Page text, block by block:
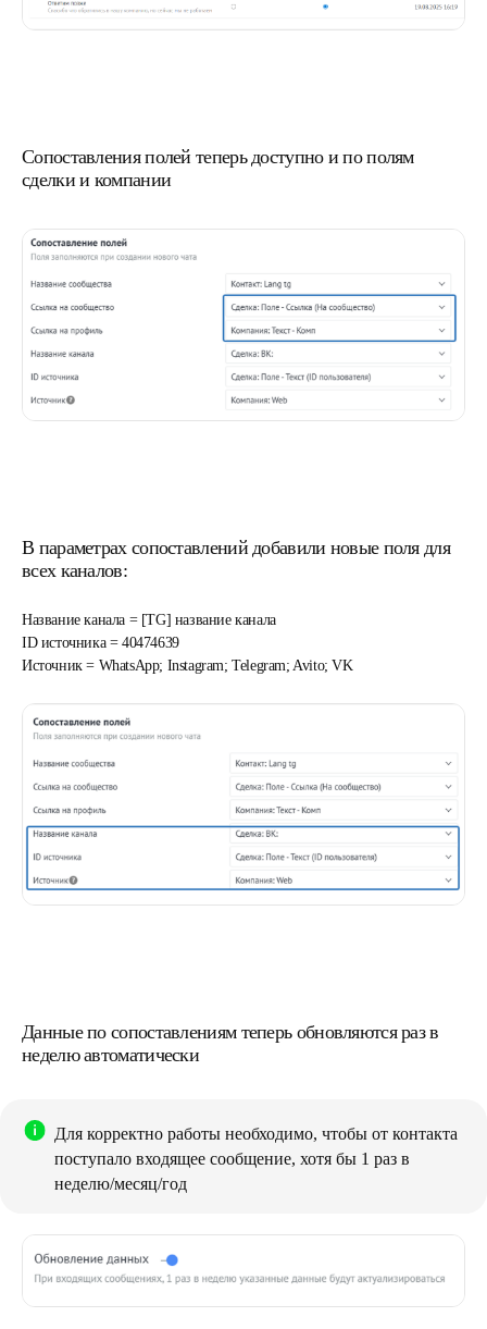
Сопоставления полей теперь доступно и по полям
сделки и компании
В параметрах сопоставлений добавили новые поля для
всех каналов:
Название канала = [TG] название канала
ID источника = 40474639
Источник = WhatsApp; Instagram; Telegram; Avito; VK
Данные по сопоставлениям теперь обновляются раз в
неделю автоматически
Для корректно работы необходимо, чтобы от контакта
поступало входящее сообщение, хотя бы 1 раз в
неделю/месяц/год